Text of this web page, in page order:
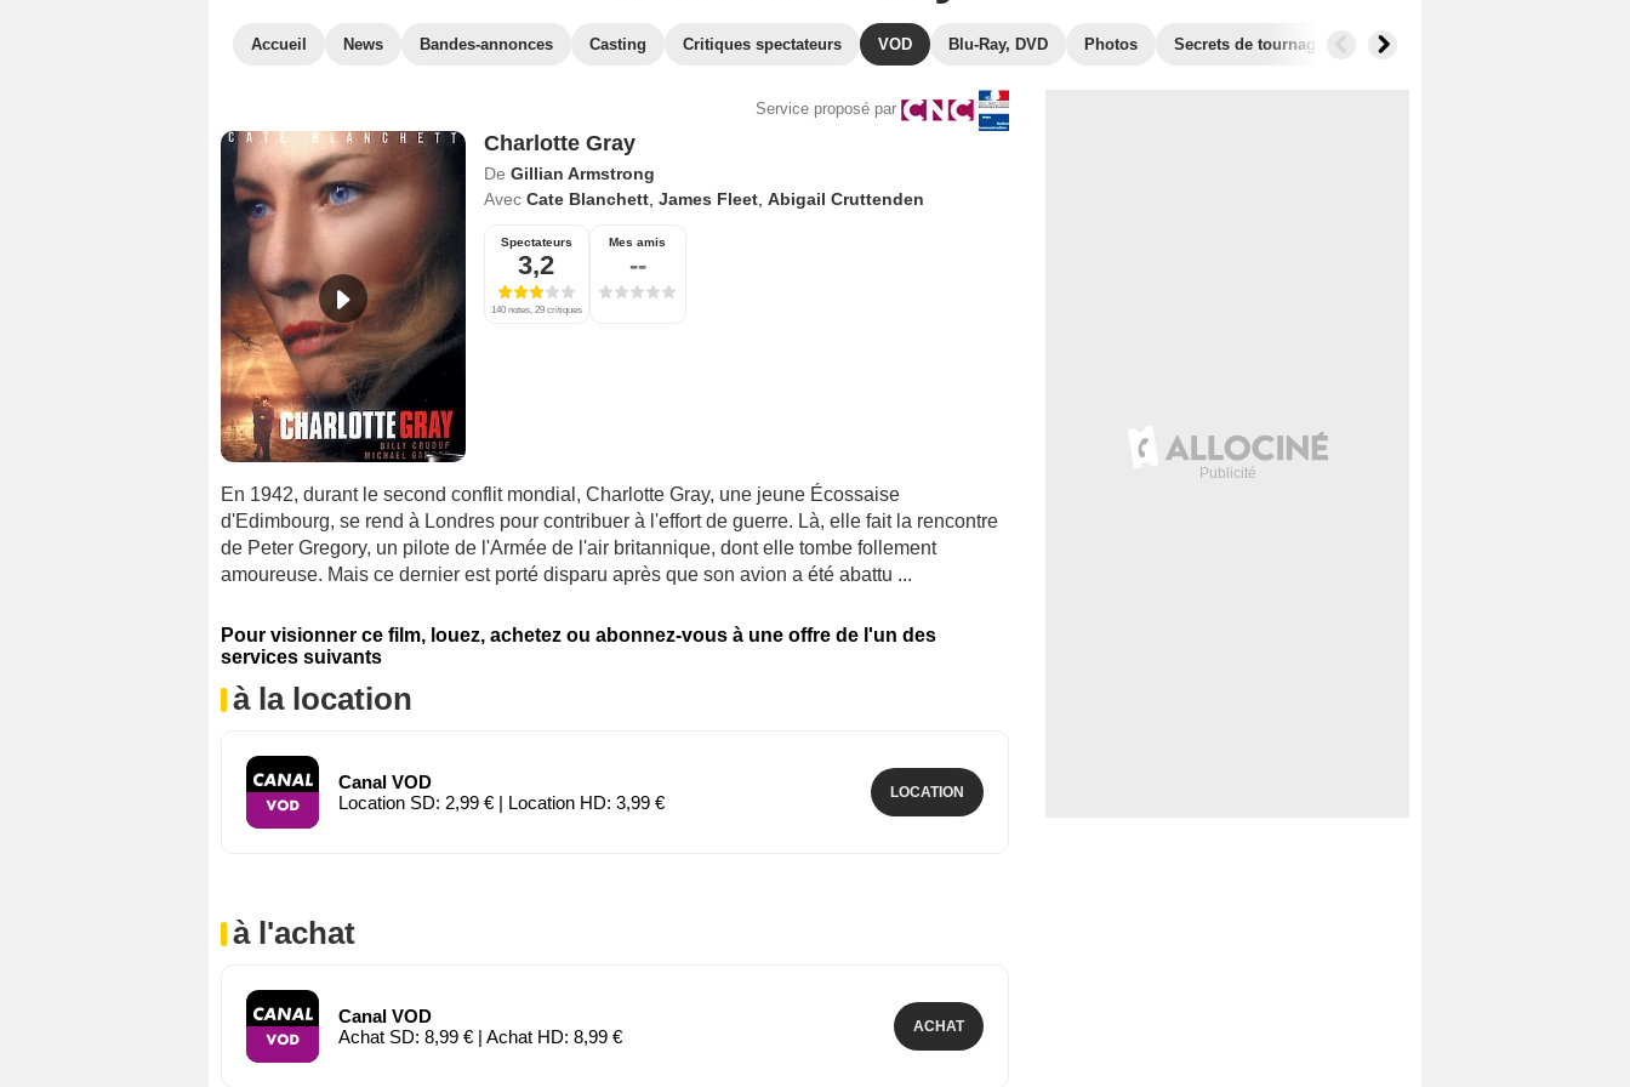
Accueil News Bandes-annonces Casting Critiques spectateurs VOD Blu-Ray, DVD Photos Secrets de tournage Films similaires
Service proposé par
Charlotte Gray
De Gillian Armstrong
Avec Cate Blanchett, James Fleet, Abigail Cruttenden
Spectateurs
3,2
140 notes, 29 critiques
Mes amis
--
En 1942, durant le second conflit mondial, Charlotte Gray, une jeune Écossaise
d'Edimbourg, se rend à Londres pour contribuer à l'effort de guerre. Là, elle fait la rencontre
de Peter Gregory, un pilote de l'Armée de l'air britannique, dont elle tombe follement
amoureuse. Mais ce dernier est porté disparu après que son avion a été abattu ...
Pour visionner ce film, louez, achetez ou abonnez-vous à une offre de l'un des
services suivants
à la location
Canal VOD
Location SD: 2,99 € | Location HD: 3,99 €
LOCATION
à l'achat
Canal VOD
Achat SD: 8,99 € | Achat HD: 8,99 €
ACHAT